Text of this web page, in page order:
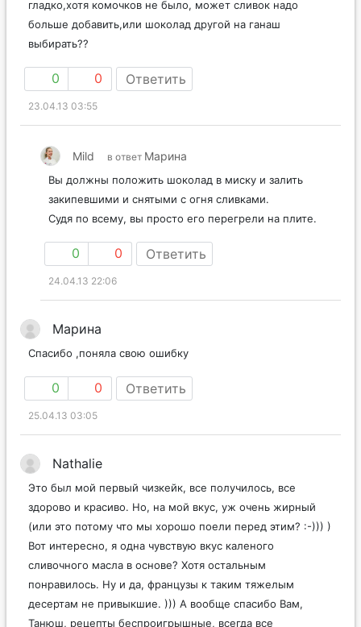
гладко,хотя комочков не было, может сливок надо
больше добавить,или шоколад другой на ганаш
выбирать??
0 0 Ответить
23.04.13 03:55
Mild в ответ Марина
Вы должны положить шоколад в миску и залить
закипевшими и снятыми с огня сливками.
Судя по всему, вы просто его перегрели на плите.
0 0 Ответить
24.04.13 22:06
Марина
Спасибо ,поняла свою ошибку
0 0 Ответить
25.04.13 03:05
Nathalie
Это был мой первый чизкейк, все получилось, все
здорово и красиво. Но, на мой вкус, уж очень жирный
(или это потому что мы хорошо поели перед этим? :-))) )
Вот интересно, я одна чувствую вкус каленого
сливочного масла в основе? Хотя остальным
понравилось. Ну и да, французы к таким тяжелым
десертам не привыкшие. ))) А вообще спасибо Вам,
Танюш, рецепты беспроигрышные, всегда все